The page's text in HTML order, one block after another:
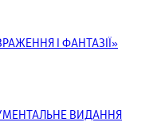
І ФАНТАЗІЇ»
ВИДАННЯ